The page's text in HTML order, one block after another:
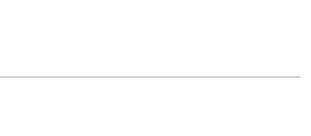
Vipps, Klarna och Google Pay.
debiteras kortet/fakturan.